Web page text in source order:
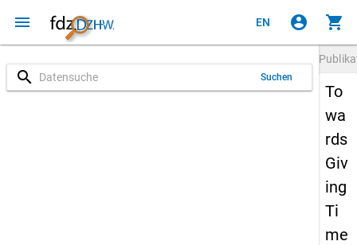
menu EN account_circle shopping_cart
search Suchen
To
wa
rds
Giv
ing
Ti
me